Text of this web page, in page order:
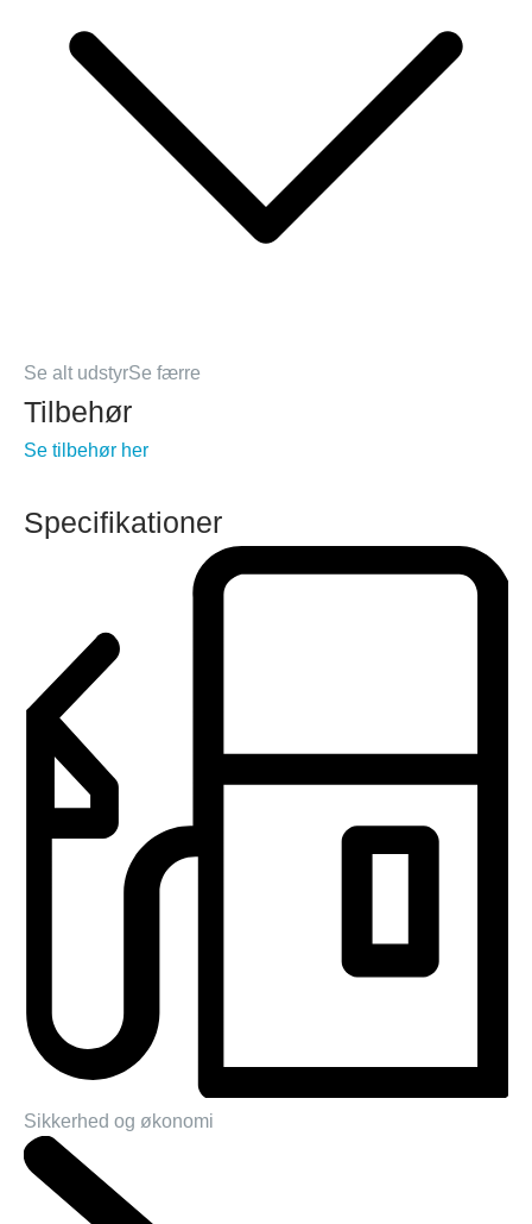
Se alt udstyrSe færre
Tilbehør
Se tilbehør her
Specifikationer
Sikkerhed og økonomi